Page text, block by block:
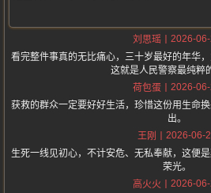
刘思瑶
2026-
看完整件事真的无比痛心，三十岁最好的年华
这就是人民警察最纯粹
荷包蛋
2026-
获救的群众一定要好好生活，珍惜这份用生命
出。
王刚
2026-06-
生死一线见初心，不计安危、无私奉献，这便
荣光。
高火火
2026-